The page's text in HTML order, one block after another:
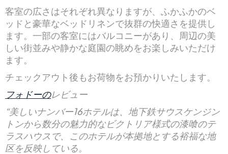
客室の広さはそれぞれ異なりますが、ふかふかのベ
ッドと豪華なベッドリネンで抜群の快適さを提供し
ます。一部の客室にはバルコニーがあり、周辺の美
しい街並みや静かな庭園の眺めをお楽しみいただけ
ます。
チェックアウト後もお荷物をお預かりいたします。
フォドーのレビュー
“美しいナンバー16ホテルは、地下鉄サウスケンジン
トンから数分の魅力的なビクトリア様式の漆喰のテ
ラスハウスで、このホテルが本拠地とする裕福な地
区を反映している。